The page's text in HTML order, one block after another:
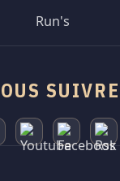
Run's
SUIVRE